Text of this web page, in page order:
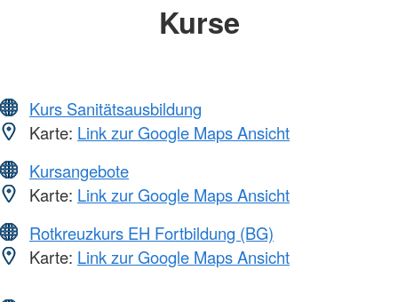
Kurse
Kurs Sanitätsausbildung
Karte: Link zur Google Maps Ansicht
Kursangebote
Karte: Link zur Google Maps Ansicht
Rotkreuzkurs EH Fortbildung (BG)
Karte: Link zur Google Maps Ansicht